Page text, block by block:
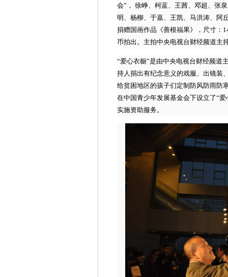
会”， 徐峥、柯蓝、王茜、邓超、张
明、杨柳、于嘉、王凯、马洪涛、阿
捐赠国画作品《善根福果》，尺寸：
币拍出。主拍中央电视台财经频道主
“爱心衣橱”是由中央电视台财经频道
持人捐出有纪念意义的戏服、出镜装
给贫困地区的孩子们定制防风防雨防
在中国青少年发展基金会下设立了“
实施资助服务。